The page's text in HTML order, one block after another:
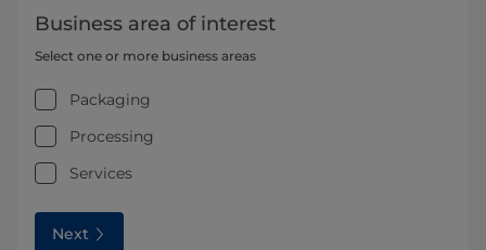
Business area of interest
Select one or more business areas
Packaging
Processing
Services
Next